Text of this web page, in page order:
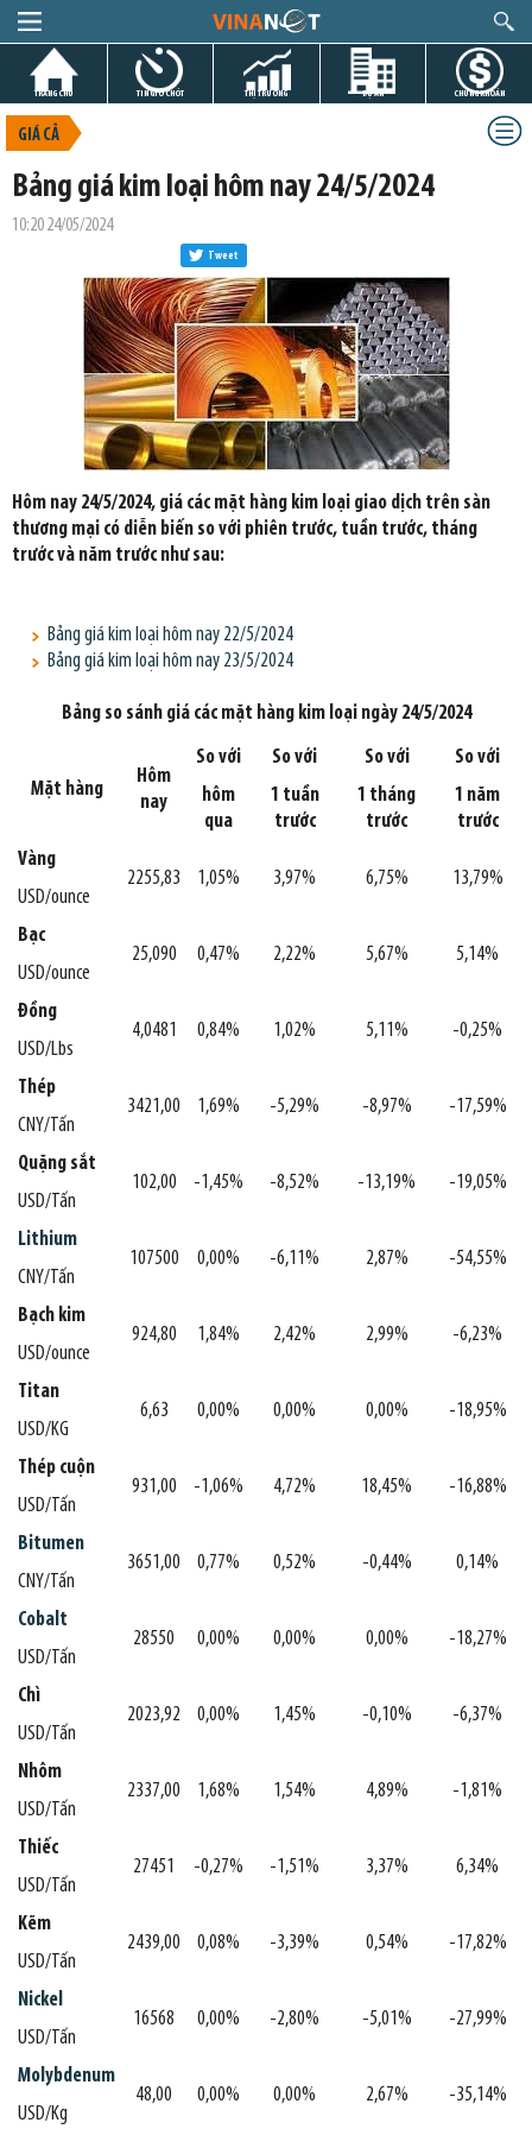
TRANG CHỦ TIN GIỜ CHÓT THỊ TRƯỜNG DỰ ÁN CHỨNG KHOÁN
GIÁ CẢ
Bảng giá kim loại hôm nay 24/5/2024
10:20 24/05/2024
Tweet
Hôm nay 24/5/2024, giá các mặt hàng kim loại giao dịch trên sàn
thương mại có diễn biến so với phiên trước, tuần trước, tháng
trước và năm trước như sau:
Bảng giá kim loại hôm nay 22/5/2024
Bảng giá kim loại hôm nay 23/5/2024
Bảng so sánh giá các mặt hàng kim loại ngày 24/5/2024
Mặt hàng
Hôm
nay
So với
hôm
qua
So với
1 tuần
trước
So với
1 tháng
trước
So với
1 năm
trước
Vàng
USD/ounce
2255,83 1,05% 3,97% 6,75% 13,79%
Bạc
USD/ounce
25,090 0,47% 2,22% 5,67% 5,14%
Đồng
USD/Lbs
4,0481 0,84% 1,02% 5,11% -0,25%
Thép
CNY/Tấn
3421,00 1,69% -5,29% -8,97% -17,59%
Quặng sắt
USD/Tấn
102,00 -1,45% -8,52% -13,19% -19,05%
Lithium
CNY/Tấn
107500 0,00% -6,11% 2,87% -54,55%
Bạch kim
USD/ounce
924,80 1,84% 2,42% 2,99% -6,23%
Titan
USD/KG
6,63 0,00% 0,00% 0,00% -18,95%
Thép cuộn
USD/Tấn
931,00 -1,06% 4,72% 18,45% -16,88%
Bitumen
CNY/Tấn
3651,00 0,77% 0,52% -0,44% 0,14%
Cobalt
USD/Tấn
28550 0,00% 0,00% 0,00% -18,27%
Chì
USD/Tấn
2023,92 0,00% 1,45% -0,10% -6,37%
Nhôm
USD/Tấn
2337,00 1,68% 1,54% 4,89% -1,81%
Thiếc
USD/Tấn
27451 -0,27% -1,51% 3,37% 6,34%
Kẽm
USD/Tấn
2439,00 0,08% -3,39% 0,54% -17,82%
Nickel
USD/Tấn
16568 0,00% -2,80% -5,01% -27,99%
Molybdenum
USD/Kg
48,00 0,00% 0,00% 2,67% -35,14%